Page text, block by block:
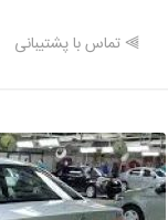
⫸ تماس با پشتیبانی